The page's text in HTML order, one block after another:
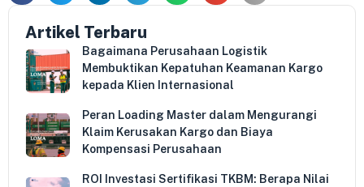
Artikel Terbaru
Bagaimana Perusahaan Logistik
Membuktikan Kepatuhan Keamanan Kargo
kepada Klien Internasional
Peran Loading Master dalam Mengurangi
Klaim Kerusakan Kargo dan Biaya
Kompensasi Perusahaan
ROI Investasi Sertifikasi TKBM: Berapa Nilai